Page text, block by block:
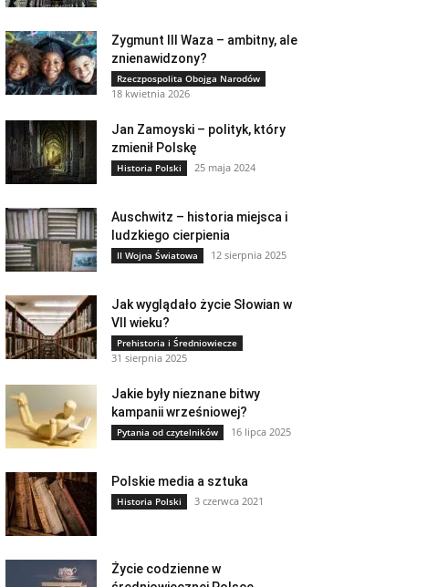
Zygmunt III Waza – ambitny, ale
znienawidzony?
Rzeczpospolita Obojga Narodów
18 kwietnia 2026
Jan Zamoyski – polityk, który
zmienił Polskę
Historia Polski 25 maja 2024
Auschwitz – historia miejsca i
ludzkiego cierpienia
II Wojna Światowa 12 sierpnia 2025
Jak wyglądało życie Słowian w
VII wieku?
Prehistoria i Średniowiecze
31 sierpnia 2025
Jakie były nieznane bitwy
kampanii wrześniowej?
Pytania od czytelników 16 lipca 2025
Polskie media a sztuka
Historia Polski 3 czerwca 2021
Życie codzienne w